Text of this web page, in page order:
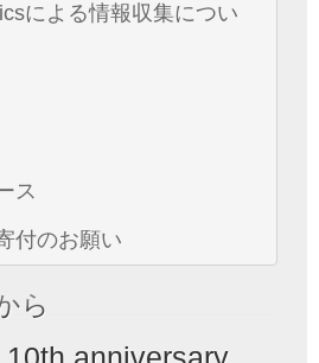
による情報収集につい
ス
付のお願い
ら